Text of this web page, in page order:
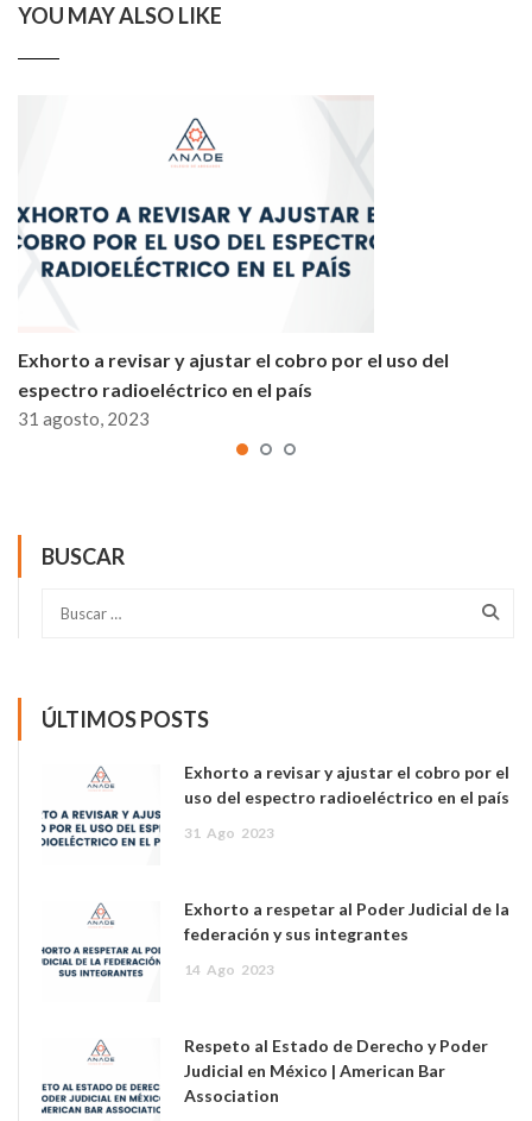
YOU MAY ALSO LIKE
Exhorto a revisar y ajustar el cobro por el uso del
espectro radioeléctrico en el país
31 agosto, 2023
BUSCAR
ÚLTIMOS POSTS
Exhorto a revisar y ajustar el cobro por el
uso del espectro radioeléctrico en el país
31 Ago 2023
Exhorto a respetar al Poder Judicial de la
federación y sus integrantes
14 Ago 2023
Respeto al Estado de Derecho y Poder
Judicial en México | American Bar
Association